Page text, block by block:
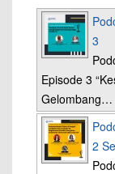
3
Episode 3
Gelombang…
2